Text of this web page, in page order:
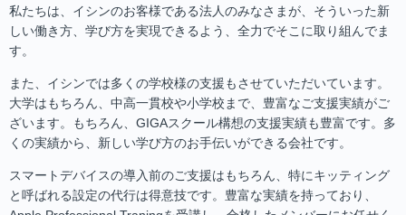
私たちは、イシンのお客様である法人のみなさまが、そういった新
しい働き方、学び方を実現できるよう、全力でそこに取り組んでま
す。
また、イシンでは多くの学校様の支援もさせていただいています。
大学はもちろん、中高一貫校や小学校まで、豊富なご支援実績がご
ざいます。もちろん、GIGAスクール構想の支援実績も豊富です。多
くの実績から、新しい学び方のお手伝いができる会社です。
スマートデバイスの導入前のご支援はもちろん、特にキッティング
と呼ばれる設定の代行は得意技です。豊富な実績を持っており、